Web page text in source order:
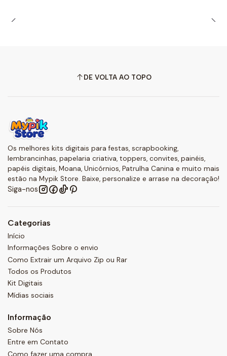
DE VOLTA AO TOPO
Os melhores kits digitais para festas, scrapbooking,
lembrancinhas, papelaria criativa, toppers, convites, painéis,
papéis digitais, Moana, Unicórnios, Patrulha Canina e muito mais
estão na Mypik Store. Baixe, personalize e arrase na decoração!
Siga-nos
Categorias
Início
Informações Sobre o envio
Como Extrair um Arquivo Zip ou Rar
Todos os Produtos
Kit Digitais
Mídias sociais
Informação
Sobre Nós
Entre em Contato
Como fazer uma compra